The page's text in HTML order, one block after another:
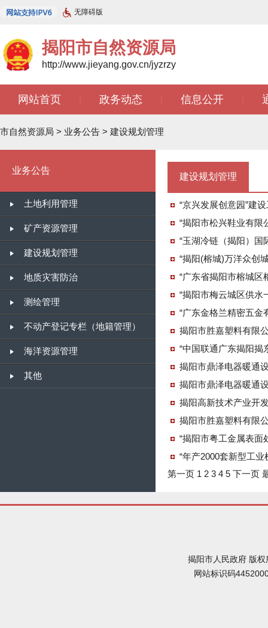
无障碍版
揭阳市自然资源局
http://www.jieyang.gov.cn/jyzrzy
网站首页 政务动态 信息公开
知识库 | 开放广东 |
市自然资源局 > 业务公告 > 建设规划管理
业务公告
土地利用管理
矿产资源管理
建设规划管理
地质灾害防治
测绘管理
不动产登记专栏（地籍管理）
海洋资源管理
其他
建设规划管理
“京兴发展创意园”建
“揭阳市松兴鞋业有限
“玉湖冷链（揭阳）国
“揭阳(榕城)万洋众创
“广东省揭阳市榕城区
“揭阳市梅云城区供水
“广东金格兰精密五金
揭阳市胜嘉塑料有限
“中国联通广东揭阳揭
揭阳市鼎泽电器暖通
揭阳市鼎泽电器暖通
揭阳高新技术产业开
揭阳市胜嘉塑料有限
“揭阳市粤工金属表面
“年产2000套新型工
第一页 1 2 3 4 5 下一页
揭阳市人民政府 版
网站标识码